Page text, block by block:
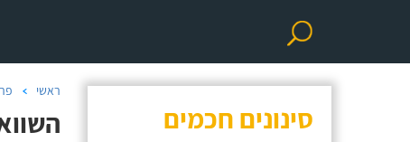
סינונים חכמים
ראשי